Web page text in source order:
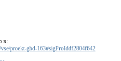
в:
proekt-gbd-163#sigProIddf2804f642